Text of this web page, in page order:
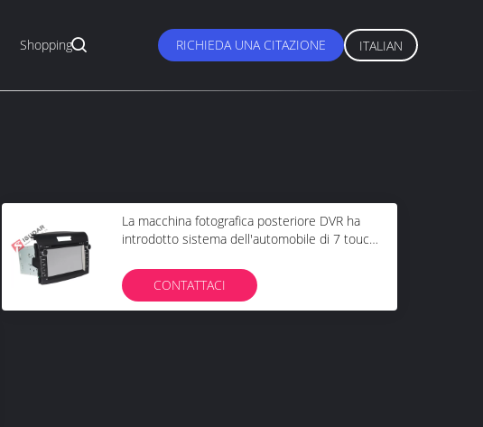
Shopping RICHIEDA UNA CITAZIONE ITALIAN
La macchina fotografica posteriore DVR ha
introdotto sistema dell'automobile di 7 touch
CONTATTACI